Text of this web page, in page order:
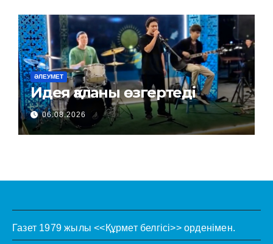
ӘЛЕУМЕТ
Идея қаланы өзгертеді
06.08.2026
Газет 1979 жылы <<Құрмет белгісі>> орденімен.